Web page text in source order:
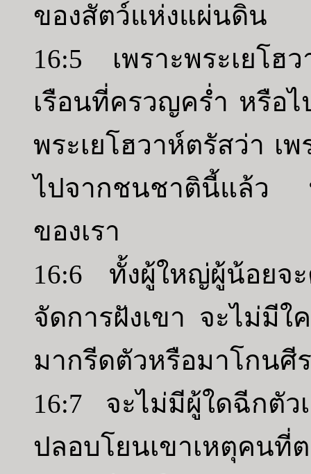
ของสัตว์แห่งแผ่นดิน
16:5 เพราะพระเยโฮ
เรือนที่ครวญคร่ำ หรือ
พระเยโฮวาห์ตรัสว่า เพ
ไปจากชนชาตินี้แล้ว
ของเรา
16:6 ทั้งผู้ใหญ่ผู้น้อยจ
จัดการฝังเขา จะไม่มี
มากรีดตัวหรือมาโกนศี
16:7 จะไม่มีผู้ใดฉีกตัว
ปลอบโยนเขาเหตุคนที่